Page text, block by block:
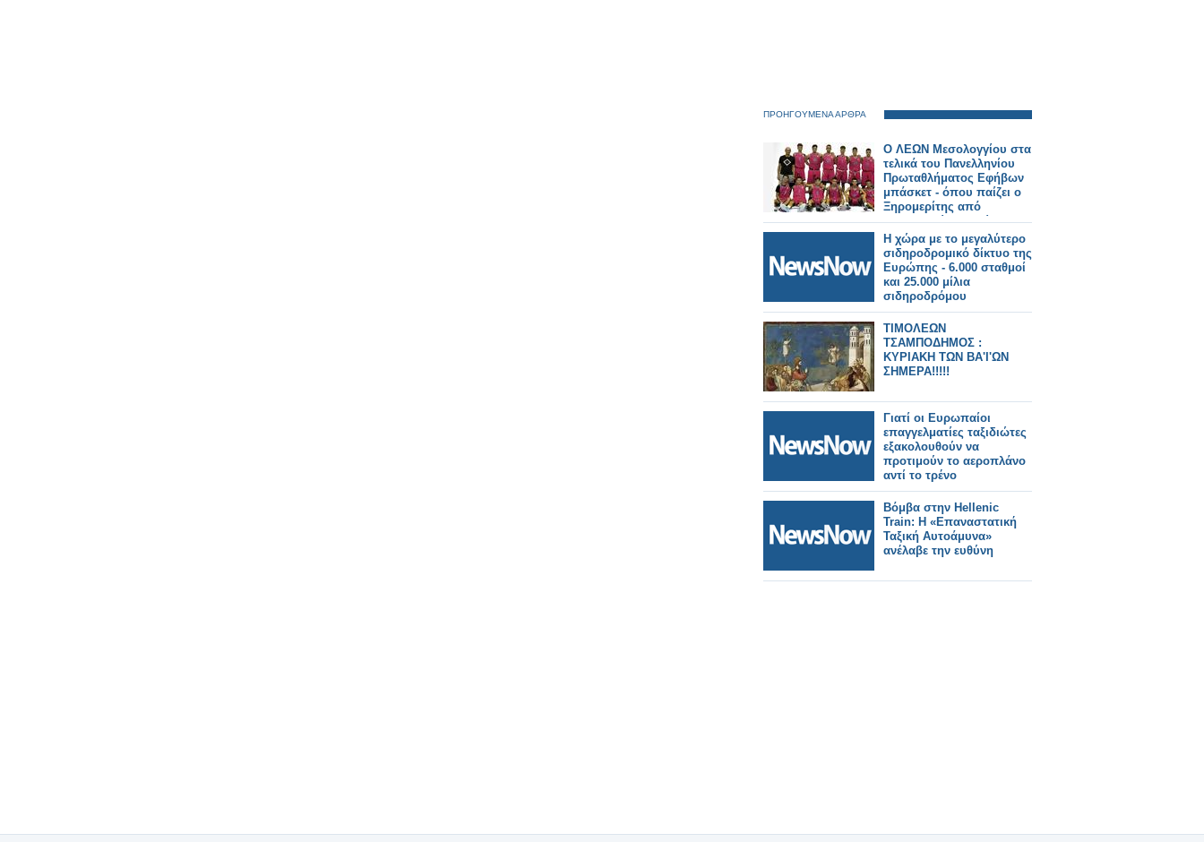
ΠΡΟΗΓΟΥΜΕΝΑ ΑΡΘΡΑ
Ο ΛΕΩΝ Μεσολογγίου στα
τελικά του Πανελληνίου
Πρωταθλήματος Εφήβων
μπάσκετ - όπου παίζει ο
Ξηρομερίτης από
Αρχοντοχώρι ο Φώτης
Κακούρης,
Η χώρα με το μεγαλύτερο
σιδηροδρομικό δίκτυο της
Ευρώπης - 6.000 σταθμοί
και 25.000 μίλια
σιδηροδρόμου
ΤΙΜΟΛΕΩΝ
ΤΣΑΜΠΟΔΗΜΟΣ :
ΚΥΡΙΑΚΗ ΤΩΝ ΒΑ'Ι'ΩΝ
ΣΗΜΕΡΑ!!!!!
Γιατί οι Ευρωπαίοι
επαγγελματίες ταξιδιώτες
εξακολουθούν να
προτιμούν το αεροπλάνο
αντί το τρένο
Βόμβα στην Hellenic
Train: Η «Επαναστατική
Ταξική Αυτοάμυνα»
ανέλαβε την ευθύνη